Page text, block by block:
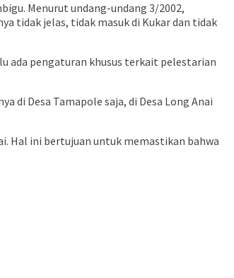
Menurut undang-undang 3/2002,
tidak jelas, tidak masuk di Kukar dan tidak
ada pengaturan khusus terkait pelestarian
di Desa Tamapole saja, di Desa Long Anai
Hal ini bertujuan untuk memastikan bahwa